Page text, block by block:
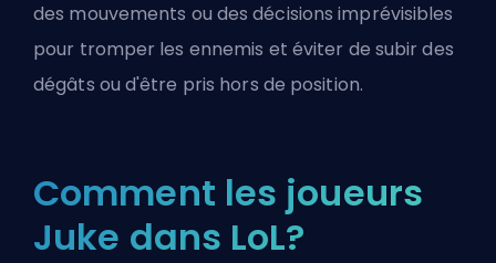
des mouvements ou des décisions imprévisibles
pour tromper les ennemis et éviter de subir des
dégâts ou d'être pris hors de position.
Comment les joueurs
Juke dans LoL?